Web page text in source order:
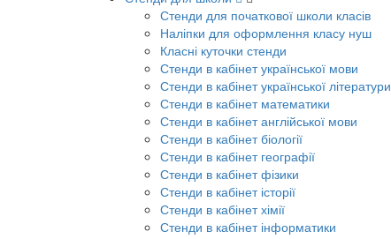
Стенди для початкової школи класів
Наліпки для оформлення класу нуш
Класні куточки стенди
Стенди в кабінет української мови
Стенди в кабінет української літератури
Стенди в кабінет математики
Стенди в кабінет англійської мови
Стенди в кабінет біології
Стенди в кабінет географії
Стенди в кабінет фізики
Стенди в кабінет історії
Стенди в кабінет хімії
Стенди в кабінет інформатики